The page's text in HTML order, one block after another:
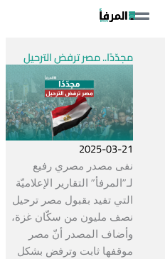
مجدّدًا.. مصر ترفض الترحيل
2025-03-21
نفى مصدر مصري رفيع
لـ”المرفأ” التقارير الإعلاميّة
التي تفيد بقبول مصر ترحيل
نصف مليون من سكّان غزة،
وأضاف المصدر أنّ مصر
موقفها ثابت وترفض بشكل